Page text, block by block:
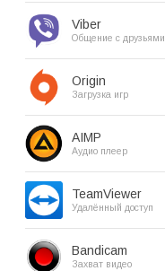
Viber
Общение с друзьями
Origin
Загрузка игр
AIMP
Аудио плеер
TeamViewer
Удалённый доступ
Bandicam
Захват видео